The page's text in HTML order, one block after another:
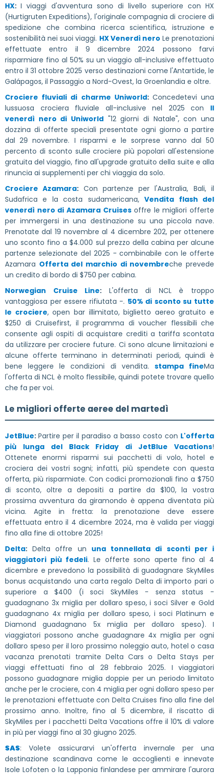
HX:I viaggi d'avventura sono di livello superiore con HX
(Hurtigruten Expeditions), l'originale compagnia di crociere di
spedizione che combina ricerca scientifica, istruzione e
sostenibilità nei suoi viaggi. HX Venerdì nero Le prenotazioni
effettuate entro il 9 dicembre 2024 possono farvi
risparmiare fino al 50% su un viaggio all-inclusive effettuato
entro il 31 ottobre 2025 verso destinazioni come l'Antartide, le
Galápagos, il Passaggio a Nord-Ovest, la Groenlandia e oltre.
Crociere fluviali di charme Uniworld: Concedetevi una
lussuosa crociera fluviale all-inclusive nel 2025 con Il
venerdì nero di Uniworld "12 giorni di Natale", con una
dozzina di offerte speciali presentate ogni giorno a partire
dal 29 novembre. I risparmi e le sorprese vanno dal 50
percento di sconto sulle crociere più popolari all'estensione
gratuita del viaggio, fino all'upgrade gratuito della suite e alla
rinuncia ai supplementi per chi viaggia da solo.
Crociere Azamara: Con partenze per l'Australia, Bali, il
Sudafrica e la costa sudamericana,Vendita flash del
venerdì nero di Azamara Cruisesoffre le migliori offerte
per immergersi in una destinazione su una piccola nave.
Prenotate dal 19 novembre al 4 dicembre 202, per ottenere
uno sconto fino a $4.000 sul prezzo della cabina per alcune
partenze selezionate del 2025 - combinabile con le offerte
Azamara Offerta del marchio di novembreche prevede
un credito di bordo di $750 per cabina.
Norwegian Cruise Line: L'offerta di NCL è troppo
vantaggiosa per essere rifiutata -. 50% di sconto su tutte
le crociere, open bar illimitato, biglietto aereo gratuito e
$250 di Cruisefirst, il programma di voucher flessibili che
consente agli ospiti di acquistare crediti a tariffa scontata
da utilizzare per crociere future. Ci sono alcune limitazioni e
alcune offerte terminano in determinati periodi, quindi è
bene leggere le condizioni di vendita. stampa fineMa
l'offerta di NCL è molto flessibile, quindi potete trovare quello
che fa per voi.
Le migliori offerte aeree del martedì
JetBlue: Partire per il paradiso a basso costo con L'offerta
più lunga del Black Friday di JetBlue Vacations!
Ottenete enormi risparmi sui pacchetti di volo, hotel e
crociera dei vostri sogni; infatti, più spendete con questa
offerta, più risparmiate. Con codici promozionali fino a $750
di sconto, oltre a depositi a partire da $100, la vostra
prossima avventura da giramondo è appena diventata più
vicina. Agite in fretta: la prenotazione deve essere
effettuata entro il 4 dicembre 2024, ma è valida per viaggi
fino alla fine di ottobre 2025!
Delta: Delta offre un una tonnellata di sconti per i
viaggiatori più fedeli. Le offerte sono aperte fino al 4
dicembre e prevedono la possibilità di guadagnare SkyMiles
bonus acquistando una carta regalo Delta di importo pari o
superiore a $400 (i soci SkyMiles - senza status -
guadagnano 3x miglia per dollaro speso, i soci Silver e Gold
guadagnano 4x miglia per dollaro speso, i soci Platinum e
Diamond guadagnano 5x miglia per dollaro speso). I
viaggiatori possono anche guadagnare 4x miglia per ogni
dollaro speso per il loro prossimo noleggio auto, hotel o casa
vacanza prenotati tramite Delta Cars o Delta Stays per
viaggi effettuati fino al 28 febbraio 2025. I viaggiatori
possono guadagnare miglia doppie per un periodo limitato
anche per le crociere, con 4 miglia per ogni dollaro speso per
le prenotazioni effettuate con Delta Cruises fino alla fine del
prossimo anno. Inoltre, fino al 5 dicembre, il riscatto di
SkyMiles per i pacchetti Delta Vacations offre il 10% di valore
in più per viaggi fino al 30 giugno 2025.
SAS: Volete assicurarvi un'offerta invernale per una
destinazione scandinava come le accoglienti e innevate
Isole Lofoten o la Lapponia finlandese per ammirare l'aurora